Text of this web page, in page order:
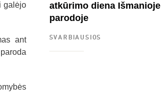
galėjo
ant
atkūrimo diena Išmanioje
parodoje
SVARBIAUSIOS